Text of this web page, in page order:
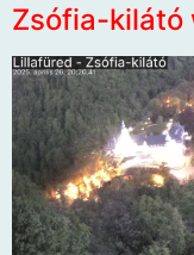
Zsófia-kilátó